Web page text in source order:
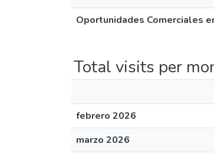
Oportunidades Comerciales
Total visits per
febrero 2026
marzo 2026